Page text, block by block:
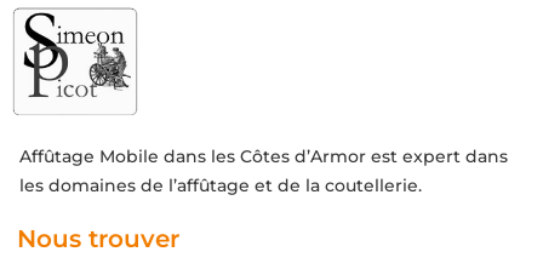
Affûtage Mobile dans les Côtes d’Armor est expert dans
les domaines de l’affûtage et de la coutellerie.
Nous trouver